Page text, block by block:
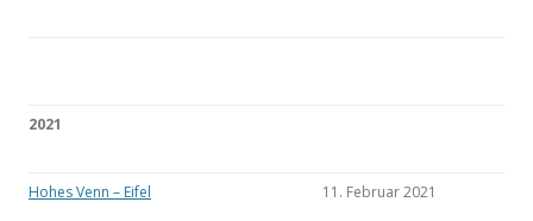
2021
Hohes Venn – Eifel 11. Februar 2021